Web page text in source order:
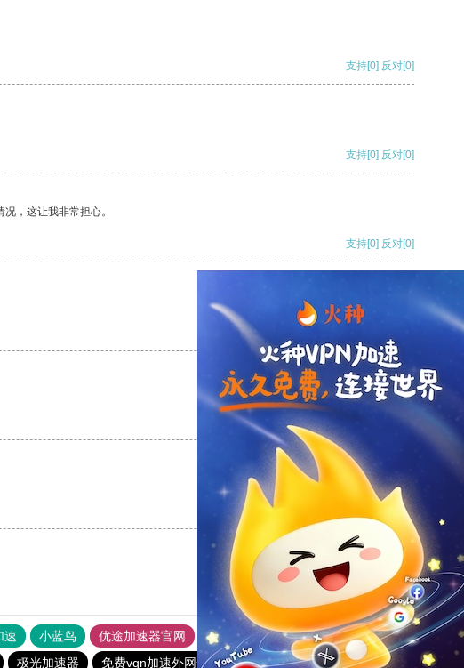
支持[0] 反对[0]
支持[0] 反对[0]
，这让我非常担心。
支持[0] 反对[0]
反对
反对[0]
速 小蓝鸟 优途加速器官网 风驰加速器 旋风加速器
八戒看书
极光加速器 免费vqn加速外网安卓 快联加速器 快连vn破解版